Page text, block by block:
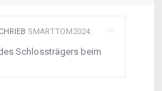
SMARTTOM2024:
Schlossträgers beim